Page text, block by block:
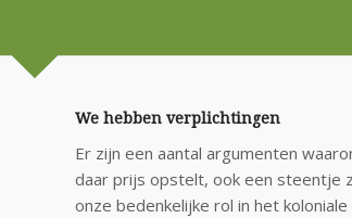
We hebben verplichtingen
Er zijn een aantal argumenten
daar prijs opstelt, ook een steentje
onze bedenkelijke rol in het